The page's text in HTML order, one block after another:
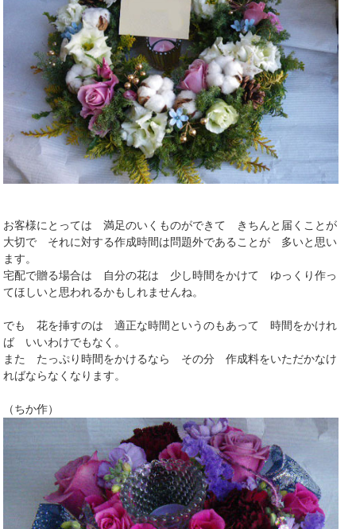
お客様にとっては 満足のいくものができて きちんと届くことが
大切で それに対する作成時間は問題外であることが 多いと思い
ます。
宅配で贈る場合は 自分の花は 少し時間をかけて ゆっくり作っ
てほしいと思われるかもしれませんね。
でも 花を挿すのは 適正な時間というのもあって 時間をかけれ
ば いいわけでもなく。
また たっぷり時間をかけるなら その分 作成料をいただかなけ
ればならなくなります。
（ちか作）